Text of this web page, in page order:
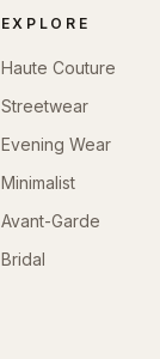
EXPLORE
Haute Couture
Streetwear
Evening Wear
Minimalist
Avant-Garde
Bridal